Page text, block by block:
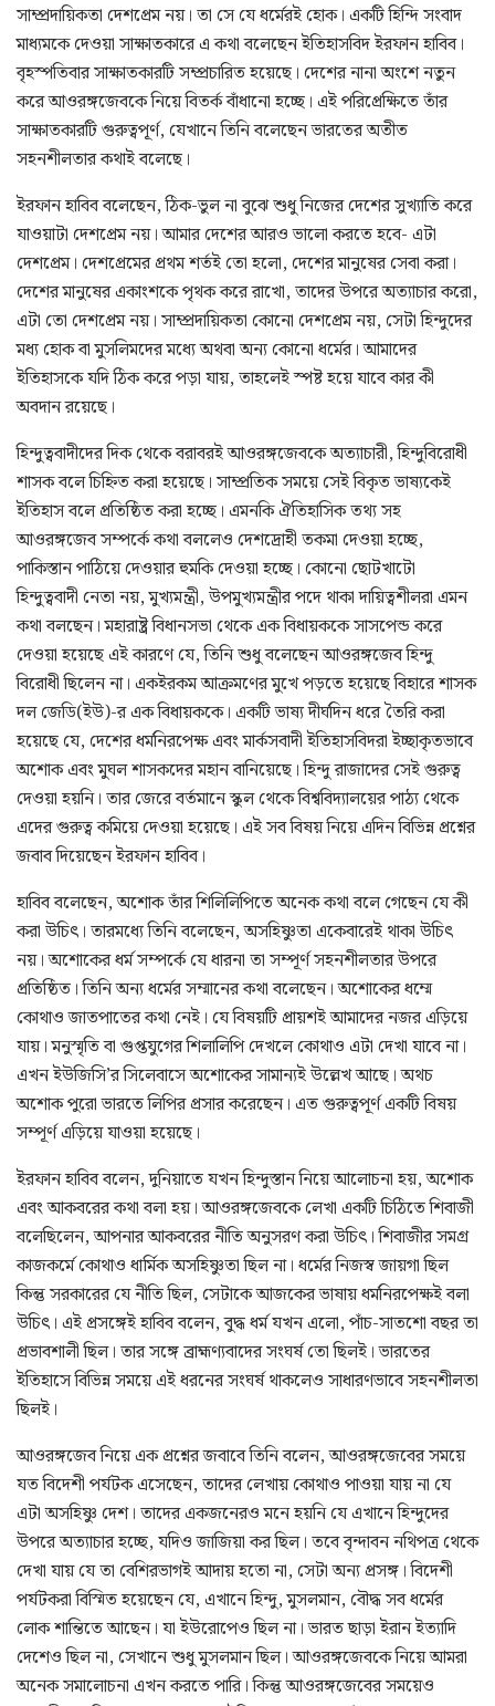
সাম্প্রদায়িকতা দেশপ্রেম নয়। তা সে যে ধর্মেরই হোক। একটি হিন্দি সংবাদ
মাধ্যমকে দেওয়া সাক্ষাতকারে এ কথা বলেছেন ইতিহাসবিদ ইরফান হাবিব।
বৃহস্পতিবার সাক্ষাতকারটি সম্প্রচারিত হয়েছে। দেশের নানা অংশে নতুন
করে আওরঙ্গজেবকে নিয়ে বিতর্ক বাঁধানো হচ্ছে। এই পরিপ্রেক্ষিতে তাঁর
সাক্ষাতকারটি গুরুত্বপূর্ণ, যেখানে তিনি বলেছেন ভারতের অতীত
সহনশীলতার কথাই বলেছে।
ইরফান হাবিব বলেছেন, ঠিক-ভুল না বুঝে শুধু নিজের দেশের সুখ্যাতি করে
যাওয়াটা দেশপ্রেম নয়। আমার দেশের আরও ভালো করতে হবে- এটা
দেশপ্রেম। দেশপ্রেমের প্রথম শর্তই তো হলো, দেশের মানুষের সেবা করা।
দেশের মানুষের একাংশকে পৃথক করে রাখো, তাদের উপরে অত্যাচার করো,
এটা তো দেশপ্রেম নয়। সাম্প্রদায়িকতা কোনো দেশপ্রেম নয়, সেটা হিন্দুদের
মধ্য হোক বা মুসলিমদের মধ্যে অথবা অন্য কোনো ধর্মের। আমাদের
ইতিহাসকে যদি ঠিক করে পড়া যায়, তাহলেই স্পষ্ট হয়ে যাবে কার কী
অবদান রয়েছে।
হিন্দুত্ববাদীদের দিক থেকে বরাবরই আওরঙ্গজেবকে অত্যাচারী, হিন্দুবিরোধী
শাসক বলে চিহ্নিত করা হয়েছে। সাম্প্রতিক সময়ে সেই বিকৃত ভাষ্যকেই
ইতিহাস বলে প্রতিষ্ঠিত করা হচ্ছে। এমনকি ঐতিহাসিক তথ্য সহ
আওরঙ্গজেব সম্পর্কে কথা বললেও দেশদ্রোহী তকমা দেওয়া হচ্ছে,
পাকিস্তান পাঠিয়ে দেওয়ার হুমকি দেওয়া হচ্ছে। কোনো ছোটখাটো
হিন্দুত্ববাদী নেতা নয়, মুখ্যমন্ত্রী, উপমুখ্যমন্ত্রীর পদে থাকা দায়িত্বশীলরা এমন
কথা বলছেন। মহারাষ্ট্র বিধানসভা থেকে এক বিধায়ককে সাসপেন্ড করে
দেওয়া হয়েছে এই কারণে যে, তিনি শুধু বলেছেন আওরঙ্গজেব হিন্দু
বিরোধী ছিলেন না। একইরকম আক্রমণের মুখে পড়তে হয়েছে বিহারে শাসক
দল জেডি(ইউ)-র এক বিধায়ককে। একটি ভাষ্য দীর্ঘদিন ধরে তৈরি করা
হয়েছে যে, দেশের ধর্মনিরপেক্ষ এবং মার্কসবাদী ইতিহাসবিদরা ইচ্ছাকৃতভাবে
অশোক এবং মুঘল শাসকদের মহান বানিয়েছে। হিন্দু রাজাদের সেই গুরুত্ব
দেওয়া হয়নি। তার জেরে বর্তমানে স্কুল থেকে বিশ্ববিদ্যালয়ের পাঠ্য থেকে
এদের গুরুত্ব কমিয়ে দেওয়া হয়েছে। এই সব বিষয় নিয়ে এদিন বিভিন্ন প্রশ্নের
জবাব দিয়েছেন ইরফান হাবিব।
হাবিব বলেছেন, অশোক তাঁর শিলিলিপিতে অনেক কথা বলে গেছেন যে কী
করা উচিৎ। তারমধ্যে তিনি বলেছেন, অসহিষ্ণুতা একেবারেই থাকা উচিৎ
নয়। অশোকের ধর্ম সম্পর্কে যে ধারনা তা সম্পূর্ণ সহনশীলতার উপরে
প্রতিষ্ঠিত। তিনি অন্য ধর্মের সম্মানের কথা বলেছেন। অশোকের ধম্মে
কোথাও জাতপাতের কথা নেই। যে বিষয়টি প্রায়শই আমাদের নজর এড়িয়ে
যায়। মনুস্মৃতি বা গুপ্তযুগের শিলালিপি দেখলে কোথাও এটা দেখা যাবে না।
এখন ইউজিসি’র সিলেবাসে অশোকের সামান্যই উল্লেখ আছে। অথচ
অশোক পুরো ভারতে লিপির প্রসার করেছেন। এত গুরুত্বপূর্ণ একটি বিষয়
সম্পূর্ণ এড়িয়ে যাওয়া হয়েছে।
ইরফান হাবিব বলেন, দুনিয়াতে যখন হিন্দুস্তান নিয়ে আলোচনা হয়, অশোক
এবং আকবরের কথা বলা হয়। আওরঙ্গজেবকে লেখা একটি চিঠিতে শিবাজী
বলেছিলেন, আপনার আকবরের নীতি অনুসরণ করা উচিৎ। শিবাজীর সমগ্র
কাজকর্মে কোথাও ধার্মিক অসহিষ্ণুতা ছিল না। ধর্মের নিজস্ব জায়গা ছিল
কিন্তু সরকারের যে নীতি ছিল, সেটাকে আজকের ভাষায় ধর্মনিরপেক্ষই বলা
উচিৎ। এই প্রসঙ্গেই হাবিব বলেন, বুদ্ধ ধর্ম যখন এলো, পাঁচ-সাতশো বছর তা
প্রভাবশালী ছিল। তার সঙ্গে ব্রাহ্মণ্যবাদের সংঘর্ষ তো ছিলই। ভারতের
ইতিহাসে বিভিন্ন সময়ে এই ধরনের সংঘর্ষ থাকলেও সাধারণভাবে সহনশীলতা
ছিলই।
আওরঙ্গজেব নিয়ে এক প্রশ্নের জবাবে তিনি বলেন, আওরঙ্গজেবের সময়ে
যত বিদেশী পর্যটক এসেছেন, তাদের লেখায় কোথাও পাওয়া যায় না যে
এটা অসহিষ্ণু দেশ। তাদের একজনেরও মনে হয়নি যে এখানে হিন্দুদের
উপরে অত্যাচার হচ্ছে, যদিও জাজিয়া কর ছিল। তবে বৃন্দাবন নথিপত্র থেকে
দেখা যায় যে তা বেশিরভাগই আদায় হতো না, সেটা অন্য প্রসঙ্গ। বিদেশী
পর্যটকরা বিস্মিত হয়েছেন যে, এখানে হিন্দু, মুসলমান, বৌদ্ধ সব ধর্মের
লোক শান্তিতে আছেন। যা ইউরোপেও ছিল না। ভারত ছাড়া ইরান ইত্যাদি
দেশেও ছিল না, সেখানে শুধু মুসলমান ছিল। আওরঙ্গজেবকে নিয়ে আমরা
অনেক সমালোচনা এখন করতে পারি। কিন্তু আওরঙ্গজেবের সময়েও